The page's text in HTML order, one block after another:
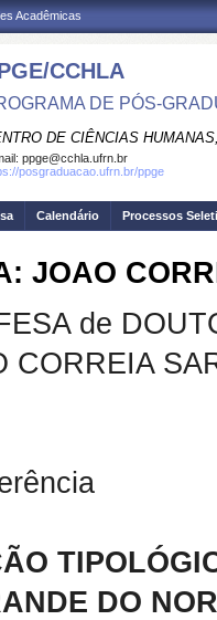
Acadêmicas
CCHLA
DE PÓS-
DE CIÊNCIAS
ppge@cchla.ufrn.br
posgraduacao.ufrn.br/ppge
Calendário Processos
JOAO
de
CORREIA
DO